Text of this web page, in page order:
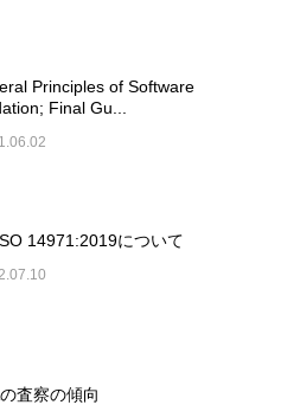
Principles of Software
Final Gu...
14971:2019について
査察の傾向